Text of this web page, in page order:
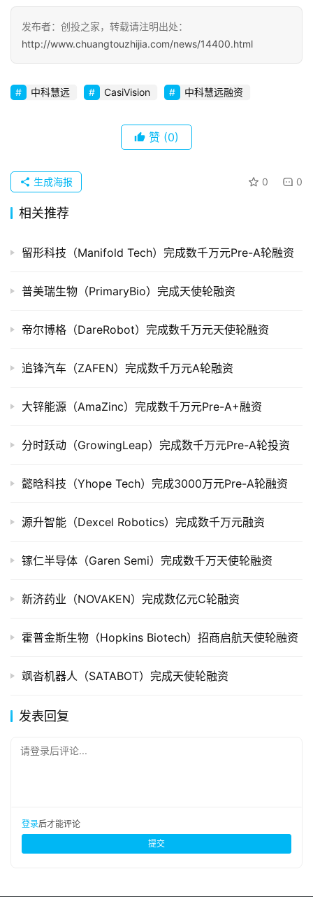
初
创
企
品
并
重
司
市
创
据
创
学
登录
发布者：创投之家，转载请注明出处：
http://www.chuangtouzhijia.com/news/14400.html
中科慧远 CasiVision 中科慧远融资
赞 (0)
0 0
生成海报
相关推荐
留形科技（Manifold Tech）完成数千万元Pre-A轮融资
普美瑞生物（PrimaryBio）完成天使轮融资
帝尔博格（DareRobot）完成数千万元天使轮融资
追锋汽车（ZAFEN）完成数千万元A轮融资
大锌能源（AmaZinc）完成数千万元Pre-A+融资
分时跃动（GrowingLeap）完成数千万元Pre-A轮投资
懿晗科技（Yhope Tech）完成3000万元Pre-A轮融资
源升智能（Dexcel Robotics）完成数千万元融资
镓仁半导体（Garen Semi）完成数千万天使轮融资
新济药业（NOVAKEN）完成数亿元C轮融资
霍普金斯生物（Hopkins Biotech）招商启航天使轮融资
飒沓机器人（SATABOT）完成天使轮融资
发表回复
请登录后评论...
登录后才能评论
提交